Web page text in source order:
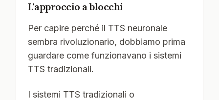
L'approccio a blocchi
Per capire perché il TTS neuronale
sembra rivoluzionario, dobbiamo prima
guardare come funzionavano i sistemi
TTS tradizionali.
I sistemi TTS tradizionali o